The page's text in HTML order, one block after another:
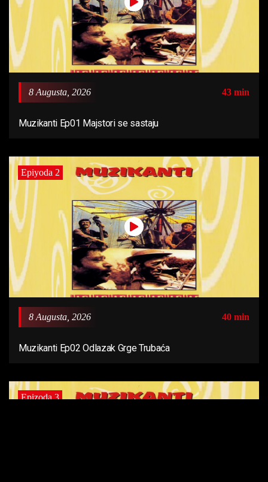
8 Augusta, 2026 43 min
Muzikanti Ep01 Majstori se sastaju
Epiyoda 2
8 Augusta, 2026 40 min
Muzikanti Ep02 Odlazak Grge Trubaća
Epizoda 3